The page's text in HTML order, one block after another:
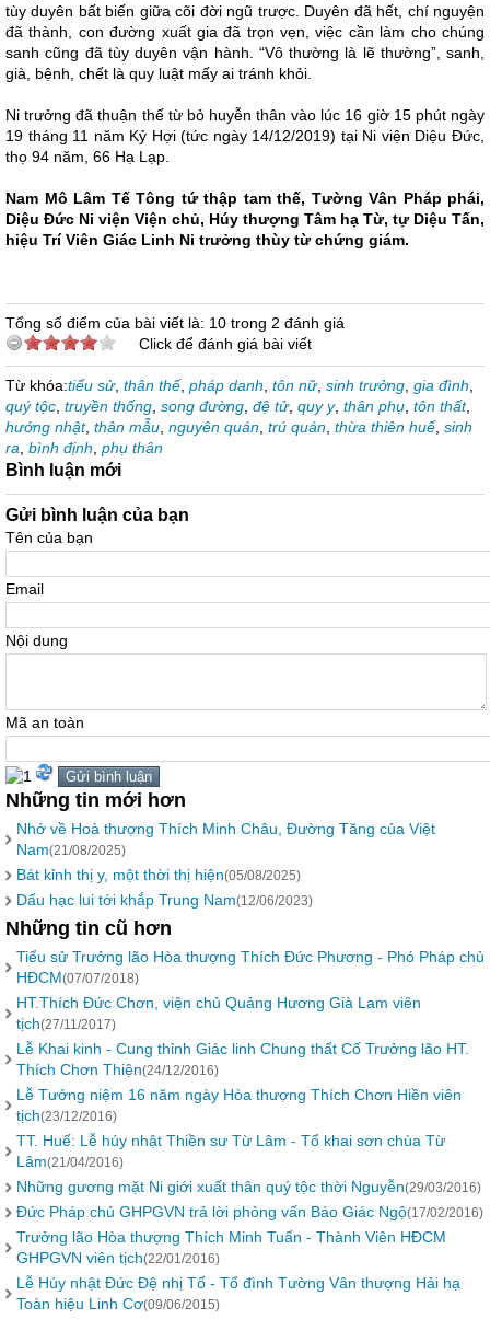
tùy duyên bất biến giữa cõi đời ngũ trược. Duyên đã hết, chí nguyện
đã thành, con đường xuất gia đã trọn vẹn, việc cần làm cho chúng
sanh cũng đã tùy duyên vận hành. “Vô thường là lẽ thường”, sanh,
già, bệnh, chết là quy luật mấy ai tránh khỏi.
Ni trưởng đã thuận thế từ bỏ huyễn thân vào lúc 16 giờ 15 phút ngày
19 tháng 11 năm Kỷ Hợi (tức ngày 14/12/2019) tại Ni viện Diệu Đức,
thọ 94 năm, 66 Hạ Lạp.
Nam Mô Lâm Tế Tông tứ thập tam thế, Tường Vân Pháp phái,
Diệu Đức Ni viện Viện chủ, Húy thượng Tâm hạ Từ, tự Diệu Tấn,
hiệu Trí Viên Giác Linh Ni trưởng thùy từ chứng giám.
Tổng số điểm của bài viết là: 10 trong 2 đánh giá
Click để đánh giá bài viết
Từ khóa:tiểu sử, thân thế, pháp danh tôn nữ, sinh trưởng gia đình
quý tộc truyền thống song đường đệ tử, quy y, thân phụ tôn thất,
hướng nhật, thân mẫu nguyên quán trú quán thừa thiên huế, sinh
ra bình định phụ thân
Bình luận mới
Gửi bình luận của bạn
Tên của bạn
Email
Nội dung
Mã an toàn
Những tin mới hơn
Nhớ về Hoà thượng Thích Minh Châu, Đường Tăng của Việt
Nam(21/08/2025)
Bát kỉnh thị y, một thời thị hiện(05/08/2025)
Dấu hạc lui tới khắp Trung Nam(12/06/2023)
Những tin cũ hơn
Tiểu sử Trưởng lão Hòa thượng Thích Đức Phương - Phó Pháp chủ
HĐCM(07/07/2018)
HT.Thích Đức Chơn, viện chủ Quảng Hương Già Lam viên
tịch(27/11/2017)
Lễ Khai kinh - Cung thỉnh Giác linh Chung thất Cố Trưởng lão HT.
Thích Chơn Thiện(24/12/2016)
Lễ Tưởng niệm 16 năm ngày Hòa thượng Thích Chơn Hiền viên
tịch(23/12/2016)
TT. Huế: Lễ húy nhật Thiền sư Từ Lâm - Tổ khai sơn chùa Từ
Lâm(21/04/2016)
Những gương mặt Ni giới xuất thân quý tộc thời Nguyễn(29/03/2016)
Đức Pháp chủ GHPGVN trả lời phỏng vấn Báo Giác Ngộ(17/02/2016)
Trưởng lão Hòa thượng Thích Minh Tuấn - Thành Viên HĐCM
GHPGVN viên tịch(22/01/2016)
Lễ Húy nhật Đức Đệ nhị Tổ - Tổ đình Tường Vân thượng Hải hạ
Toàn hiệu Linh Cơ(09/06/2015)